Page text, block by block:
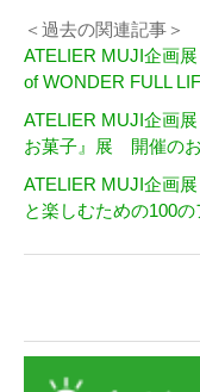
＜過去の関連記事＞
ATELIER MUJI企画
of WONDER FULL
ATELIER MUJI企画
お菓子』展 開催の
ATELIER MUJI企画
と楽しむための100